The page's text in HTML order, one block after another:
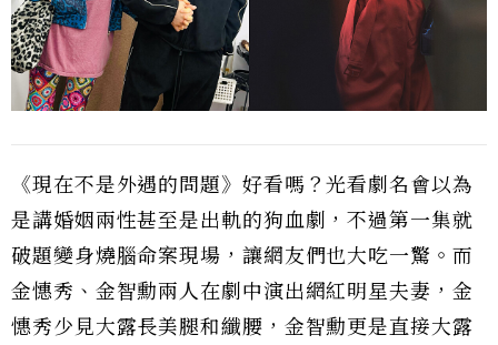
《現在不是外遇的問題》好看嗎？光看劇名會以為
是講婚姻兩性甚至是出軌的狗血劇，不過第一集就
破題變身燒腦命案現場，讓網友們也大吃一驚。而
金憓秀、金智勳兩人在劇中演出網紅明星夫妻，金
憓秀少見大露長美腿和纖腰，金智勳更是直接大露